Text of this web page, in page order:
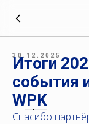
30.12.2025
Итоги
события
WPK
Спасибо